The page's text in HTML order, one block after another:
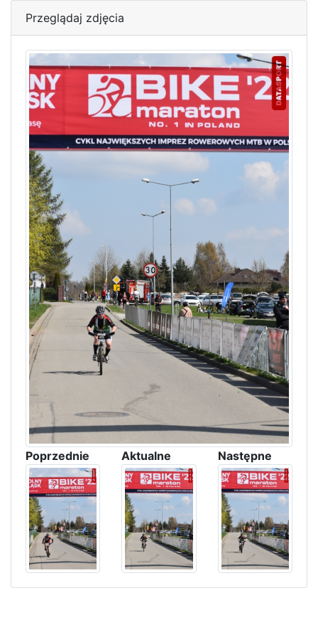
Przeglądaj zdjęcia
Poprzednie Aktualne Następne